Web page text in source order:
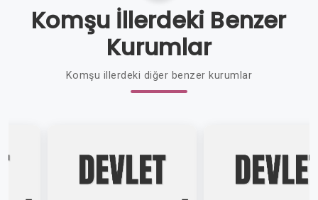
Komşu İllerdeki Benzer
Kurumlar
Komşu illerdeki diğer benzer kurumlar